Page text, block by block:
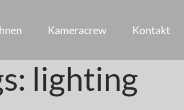
Kameracrew Kontakt
lighting